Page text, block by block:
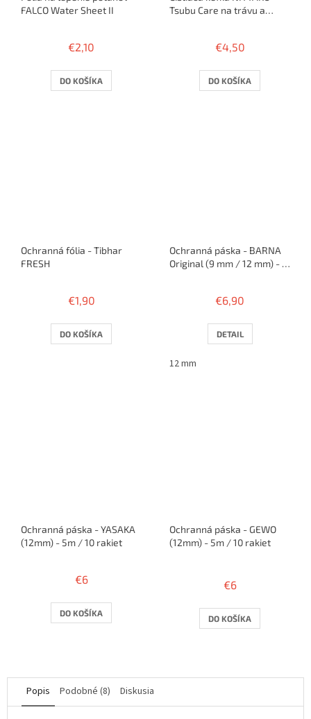
FALCO Water Sheet II
€2,10
DO KOŠÍKA
Tsubu Care na trávu a
€4,50
DO KOŠÍKA
Ochranná fólia - Tibhar
FRESH
€1,90
DO KOŠÍKA
Ochranná páska - BARNA
Original (9 mm / 12 mm) - 5
€6,90
DETAIL
12 mm
Ochranná páska - YASAKA
(12mm) - 5m / 10 rakiet
€6
DO KOŠÍKA
Ochranná páska - GEWO
(12mm) - 5m / 10 rakiet
produktu
5,0
z
€6
DO KOŠÍKA
Popis Podobné (8) Diskusia